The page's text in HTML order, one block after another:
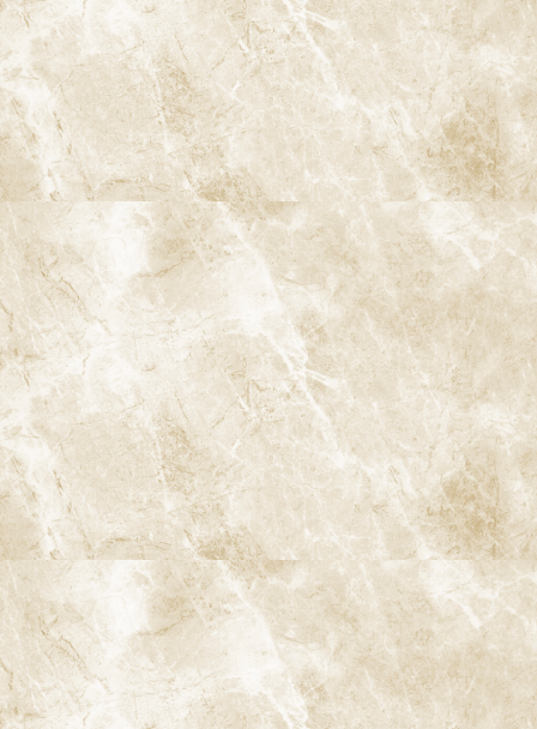
最近では、若年層の予防意識も徐々に高まりつつあります。特に
子どもへのフッ素塗布や歯磨き指導など、学校での予防教育が浸
透してきており、早期からの予防が重要視されています。これによ
り、将来の残存歯数がさらに向上することが期待されています。
12. 予防の費用対効果
12-1. 長期的な視点でのメリット
予防の費用は、短期的には治療に比べてコストがかかるように思
われがちですが、長期的に見れば治療費の削減や痛みを伴う治療
を回避できるため、費用対効果は非常に高いです。定期検診やク
リーニングを行うことで、治療にかかる費用を大幅に抑えること
ができます。
12-2. 保険適用の予防ケア
日本では、定期検診やスケーリングといった予防ケアが健康保険
の適用範囲に含まれることも多く、比較的低コストで予防処置を
受けることができます。予防に対する投資は、将来の大きな治療
費を抑えるためにも有効です。